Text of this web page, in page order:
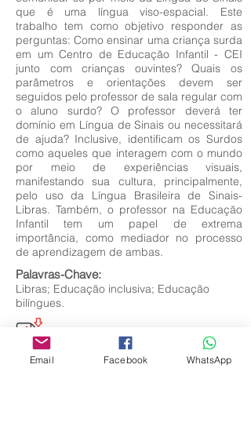
que é uma língua viso-espacial. Este
trabalho tem como objetivo responder as
perguntas: Como ensinar uma criança surda
em um Centro de Educação Infantil - CEI
junto com crianças ouvintes? Quais os
parâmetros e orientações devem ser
seguidos pelo professor de sala regular com
o aluno surdo? O professor deverá ter
domínio em Língua de Sinais ou necessitará
de ajuda? Inclusive, identificam os Surdos
como aqueles que interagem com o mundo
por meio de experiências visuais,
manifestando sua cultura, principalmente,
pelo uso da Língua Brasileira de Sinais-
Libras. Também, o professor na Educação
Infantil tem um papel de extrema
importância, como mediador no processo
de aprendizagem de ambas.
Palavras-Chave:
Libras; Educação inclusiva; Educação
bilíngues.
Email Facebook WhatsApp